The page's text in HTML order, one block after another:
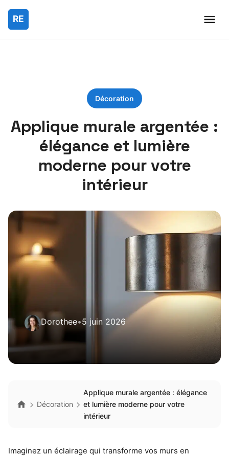
Décoration
Applique murale argentée :
élégance et lumière
moderne pour votre
intérieur
Dorothee•5 juin 2026
Décoration
Applique murale argentée : élégance
et lumière moderne pour votre
intérieur
Imaginez un éclairage qui transforme vos murs en